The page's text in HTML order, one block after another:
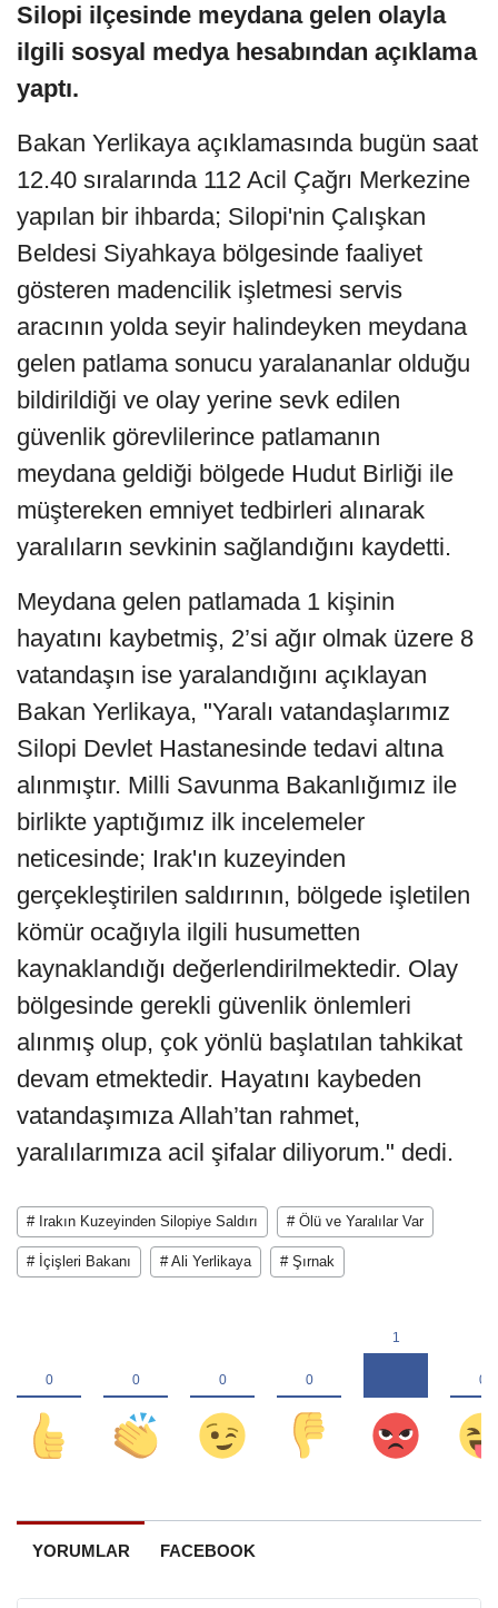
Silopi ilçesinde meydana gelen olayla
ilgili sosyal medya hesabından açıklama
yaptı.
Bakan Yerlikaya açıklamasında bugün saat
12.40 sıralarında 112 Acil Çağrı Merkezine
yapılan bir ihbarda; Silopi'nin Çalışkan
Beldesi Siyahkaya bölgesinde faaliyet
gösteren madencilik işletmesi servis
aracının yolda seyir halindeyken meydana
gelen patlama sonucu yaralananlar olduğu
bildirildiği ve olay yerine sevk edilen
güvenlik görevlilerince patlamanın
meydana geldiği bölgede Hudut Birliği ile
müştereken emniyet tedbirleri alınarak
yaralıların sevkinin sağlandığını kaydetti.
Meydana gelen patlamada 1 kişinin
hayatını kaybetmiş, 2’si ağır olmak üzere 8
vatandaşın ise yaralandığını açıklayan
Bakan Yerlikaya, "Yaralı vatandaşlarımız
Silopi Devlet Hastanesinde tedavi altına
alınmıştır. Milli Savunma Bakanlığımız ile
birlikte yaptığımız ilk incelemeler
neticesinde; Irak'ın kuzeyinden
gerçekleştirilen saldırının, bölgede işletilen
kömür ocağıyla ilgili husumetten
kaynaklandığı değerlendirilmektedir. Olay
bölgesinde gerekli güvenlik önlemleri
alınmış olup, çok yönlü başlatılan tahkikat
devam etmektedir. Hayatını kaybeden
vatandaşımıza Allah’tan rahmet,
yaralılarımıza acil şifalar diliyorum." dedi.
# Irakın Kuzeyinden Silopiye Saldırı # Ölü ve Yaralılar Var
# İçişleri Bakanı # Ali Yerlikaya # Şırnak
YORUMLAR FACEBOOK